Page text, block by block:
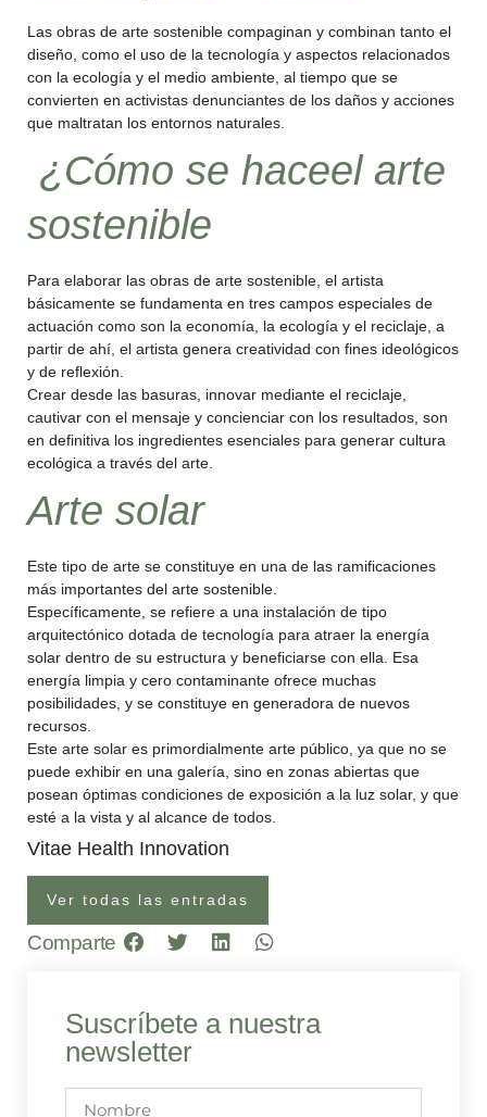
Las obras de arte sostenible compaginan y combinan tanto el
diseño, como el uso de la tecnología y aspectos relacionados
con la ecología y el medio ambiente, al tiempo que se
convierten en activistas denunciantes de los daños y acciones
que maltratan los entornos naturales.
¿Cómo se haceel arte
sostenible
Para elaborar las obras de arte sostenible, el artista
básicamente se fundamenta en tres campos especiales de
actuación como son la economía, la ecología y el reciclaje, a
partir de ahí, el artista genera creatividad con fines ideológicos
y de reflexión.
Crear desde las basuras, innovar mediante el reciclaje,
cautivar con el mensaje y concienciar con los resultados, son
en definitiva los ingredientes esenciales para generar cultura
ecológica a través del arte.
Arte solar
Este tipo de arte se constituye en una de las ramificaciones
más importantes del arte sostenible.
Específicamente, se refiere a una instalación de tipo
arquitectónico dotada de tecnología para atraer la energía
solar dentro de su estructura y beneficiarse con ella. Esa
energía limpia y cero contaminante ofrece muchas
posibilidades, y se constituye en generadora de nuevos
recursos.
Este arte solar es primordialmente arte público, ya que no se
puede exhibir en una galería, sino en zonas abiertas que
posean óptimas condiciones de exposición a la luz solar, y que
esté a la vista y al alcance de todos.
Vitae Health Innovation
Ver todas las entradas
Comparte
Suscríbete a nuestra
newsletter